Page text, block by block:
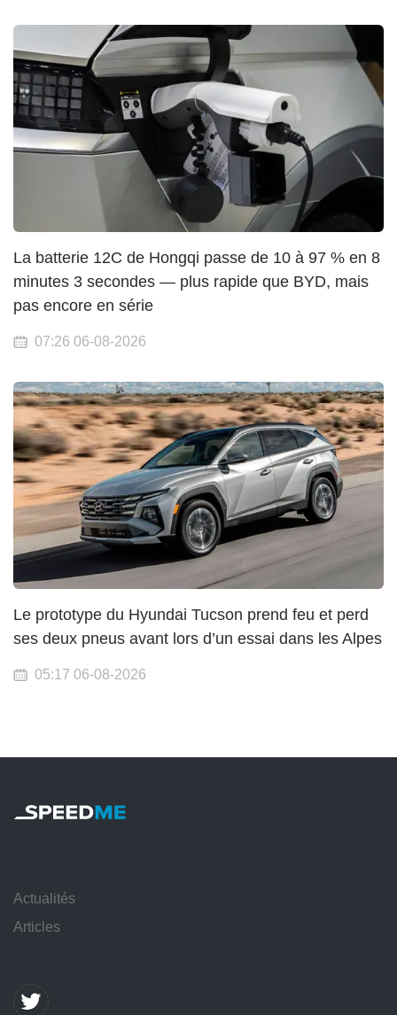
La batterie 12C de Hongqi passe de 10 à 97 % en 8
minutes 3 secondes — plus rapide que BYD, mais
pas encore en série
07:26 06-08-2026
Le prototype du Hyundai Tucson prend feu et perd
ses deux pneus avant lors d’un essai dans les Alpes
05:17 06-08-2026
Actualités
Articles